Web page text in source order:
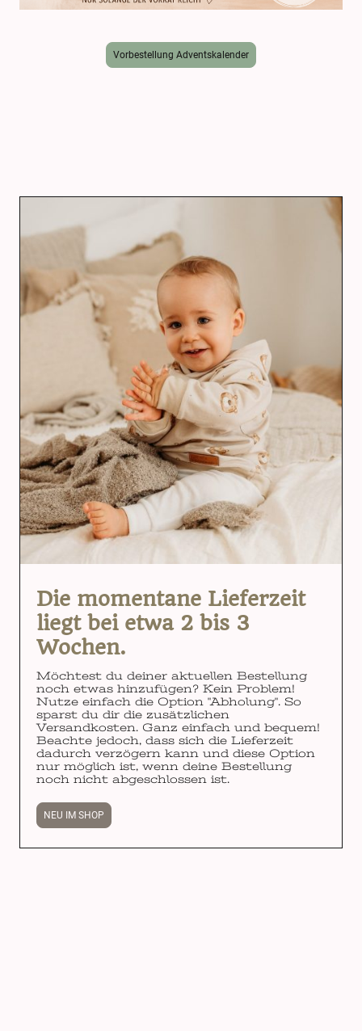
Vorbestellung Adventskalender
Die momentane Lieferzeit
liegt bei etwa 2 bis 3
Wochen.
Möchtest du deiner aktuellen Bestellung
noch etwas hinzufügen? Kein Problem!
Nutze einfach die Option "Abholung". So
sparst du dir die zusätzlichen
Versandkosten. Ganz einfach und bequem!
Beachte jedoch, dass sich die Lieferzeit
dadurch verzögern kann und diese Option
nur möglich ist, wenn deine Bestellung
noch nicht abgeschlossen ist.
NEU IM SHOP